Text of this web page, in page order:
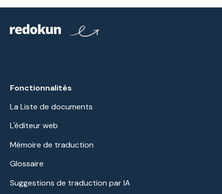
Fonctionnalités
La Liste de documents
L'éditeur web
Mémoire de traduction
Glossaire
Suggestions de traduction par IA